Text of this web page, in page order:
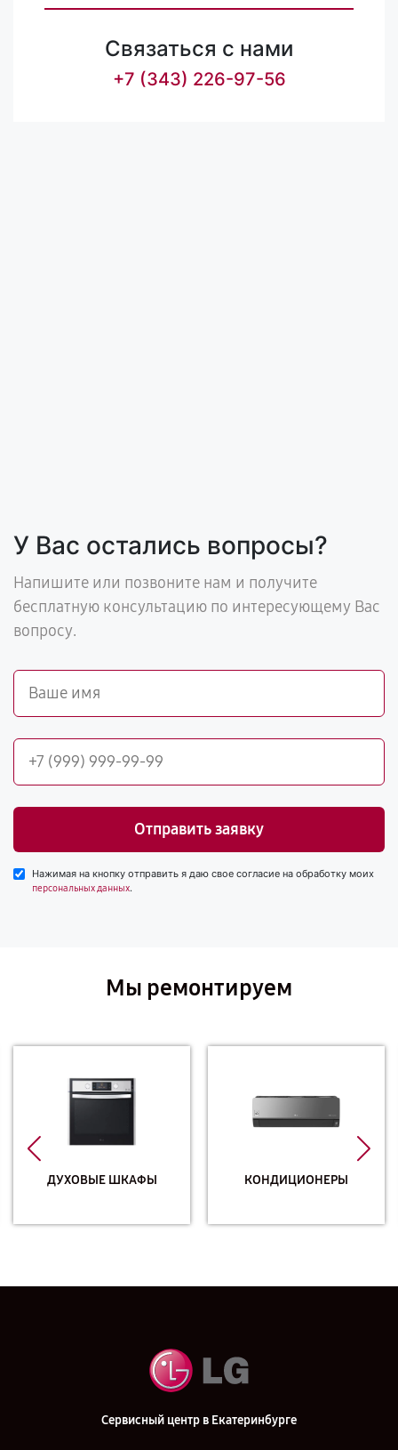
Связаться с нами
+7 (343) 226-97-56
У Вас остались вопросы?
Напишите или позвоните нам и получите
бесплатную консультацию по интересующему Вас
вопросу.
Отправить заявку
Нажимая на кнопку отправить я даю свое согласие на обработку моих
персональных данных.
Мы ремонтируем
ДУХОВЫЕ ШКАФЫ КОНДИЦИОНЕРЫ
Сервисный центр в Екатеринбурге